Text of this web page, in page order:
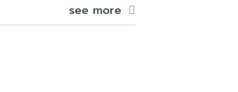
see more